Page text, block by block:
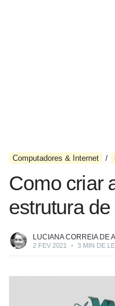
Computadores & Internet
Como criar
estrutura
LUCIANA CORREIA DE
2 FEV 2021 • 3 MIN DE